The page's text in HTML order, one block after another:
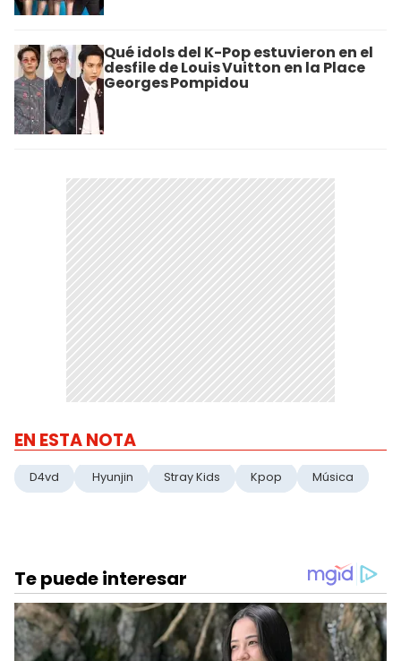
Qué idols del K-Pop estuvieron en el
desfile de Louis Vuitton en la Place
Georges Pompidou
EN ESTA NOTA
D4vd Hyunjin Stray Kids Kpop Música